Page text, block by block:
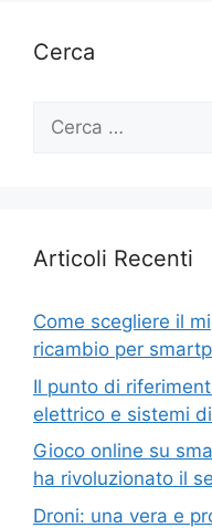
Cerca
Ricerca
Articoli Recenti
Come scegliere il
ricambio per
Il punto di
elettrico e sistemi
Gioco online su
ha rivoluzionato il
Droni: una vera e